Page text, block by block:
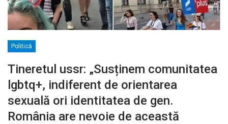
Politică
Tineretul ussr: „Susținem comunitatea
lgbtq+, indiferent de orientarea
sexuală ori identitatea de gen.
România are nevoie de această